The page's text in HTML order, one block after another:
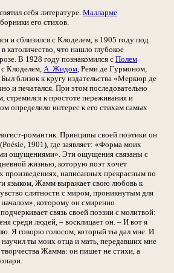
себя литературе. Малларме
его стихов.
и сблизился с Клоделем, в 1905 году под
католичество, что нашло глубокое
В 1928 году познакомился с Полем
Клоделем, А. Жидом, Реми де Гурмоном,
близок к кругу издательства «Меркюр де
и печатался. При этом последовательно
стремился к простоте переживания и
определило интерес к его стихам самых
романтик. Принципы своей поэтики он
1901), где заявляет: «Форма моих
ощущениями». Эти ощущения связаны с
жизнью, которую поэт хочет
произведениях, написанных прекрасным по
языком, Жамм выражает свою любовь к
слитности с миром, проникнутым для
которому он смиренно
связь своей поэзии с молитвой:
среди людей, – восклицает он. – И вот я
Я говорю голосом, который ты дал мне. И
ты моих отца и мать, передавших мне
Жамма: он пишет не стихи, а